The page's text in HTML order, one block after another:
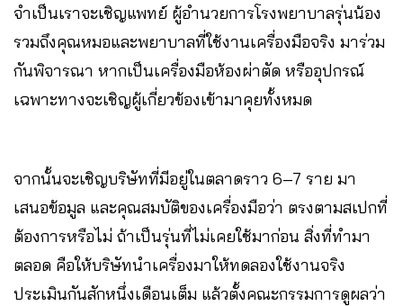
จำเป็นเราจะเชิญแพทย์ ผู้อำนวยการโรงพยาบาลรุ่นน้อง
รวมถึงคุณหมอและพยาบาลที่ใช้งานเครื่องมือจริง มาร่วม
กันพิจารณา หากเป็นเครื่องมือห้องผ่าตัด หรืออุปกรณ์
เฉพาะทางจะเชิญผู้เกี่ยวข้องเข้ามาคุยทั้งหมด
จากนั้นจะเชิญบริษัทที่มีอยู่ในตลาดราว 6–7 ราย มา
เสนอข้อมูล และคุณสมบัติของเครื่องมือว่า ตรงตามสเปกที่
ต้องการหรือไม่ ถ้าเป็นรุ่นที่ไม่เคยใช้มาก่อน สิ่งที่ทำมา
ตลอด คือให้บริษัทนำเครื่องมาให้ทดลองใช้งานจริง
ประเมินกันสักหนึ่งเดือนเต็ม แล้วตั้งคณะกรรมการดูผลว่า